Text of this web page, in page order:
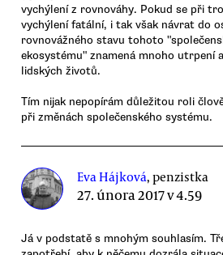
vychýlení z rovnováhy. Pokud se při
vychýlení fatální, i tak však návrat do
rovnovážného stavu tohoto
ekosystému" znamená mnoho utrpení
lidských životů.
Tím nijak nepopírám důležitou roli
při změnách společenského systému.
Eva Hájková, penzistka
27. února 2017 v 4.59
Já v podstatě s mnohým souhlasím.